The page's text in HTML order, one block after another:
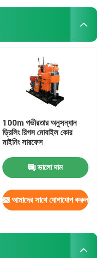
100m গভীরতার অনুসন্ধান
ড্রিলিং রিগস মোবাইল কোর
মাইনিং সারফেস
ভালো দাম
আমাদের সাথে যোগাযোগ করুন